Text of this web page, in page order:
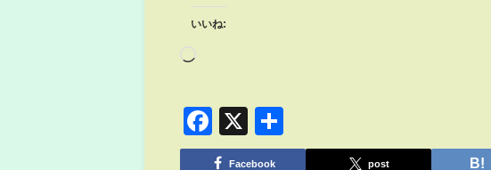
いいね:
Facebook
X
有
Facebook post